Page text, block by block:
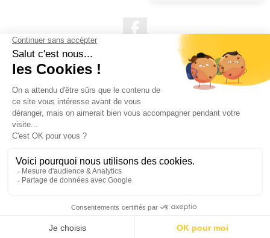
NOS PRODUITS
NOTRE SOCIÉTÉ
INFORMATIONS DE LA BOUTIQUE
QUESTIONS FRÉQUEMMENT POSÉES
Copyright OUTIROR © 2021